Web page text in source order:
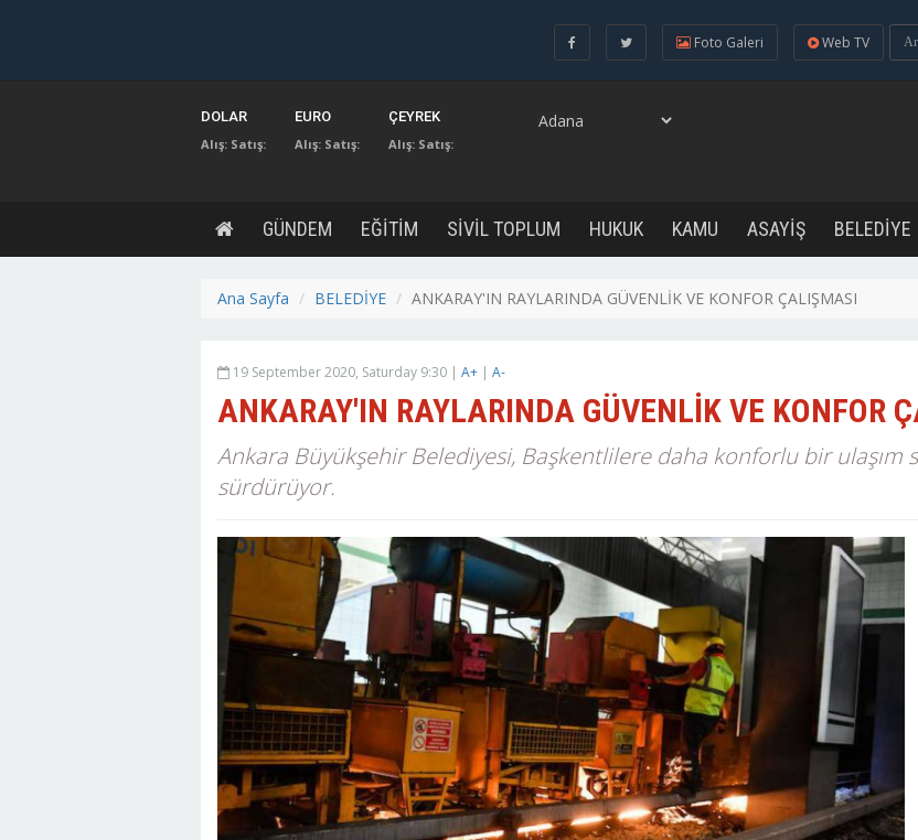
Foto Galeri Web TV
DOLAR
Alış: Satış:
EURO
Alış: Satış:
ÇEYREK
Alış: Satış:
GÜNDEM EĞİTİM SİVİL TOPLUM HUKUK KAMU ASAYİŞ BELEDİYE
Ana Sayfa BELEDİYE ANKARAY'IN RAYLARINDA GÜVENLİK VE KONFOR ÇALIŞMASI
19 September 2020, Saturday 9:30 | A+ | A-
ANKARAY'IN RAYLARINDA GÜVENLİK VE KONFOR
Ankara Büyükşehir Belediyesi, Başkentlilere daha konforlu bir ulaşım
sürdürüyor.